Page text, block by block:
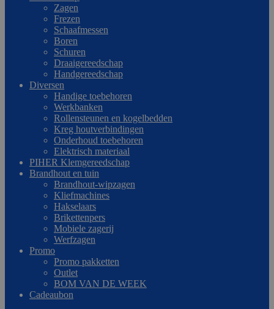
Zagen
Frezen
Schaafmessen
Boren
Schuren
Draaigereedschap
Handgereedschap
Diversen
Handige toebehoren
Werkbanken
Rollensteunen en kogelbedden
Kreg houtverbindingen
Onderhoud toebehoren
Elektrisch materiaal
PIHER Klemgereedschap
Brandhout en tuin
Brandhout-wipzagen
Kliefmachines
Hakselaars
Brikettenpers
Mobiele zagerij
Werfzagen
Promo
Promo pakketten
Outlet
BOM VAN DE WEEK
Cadeaubon